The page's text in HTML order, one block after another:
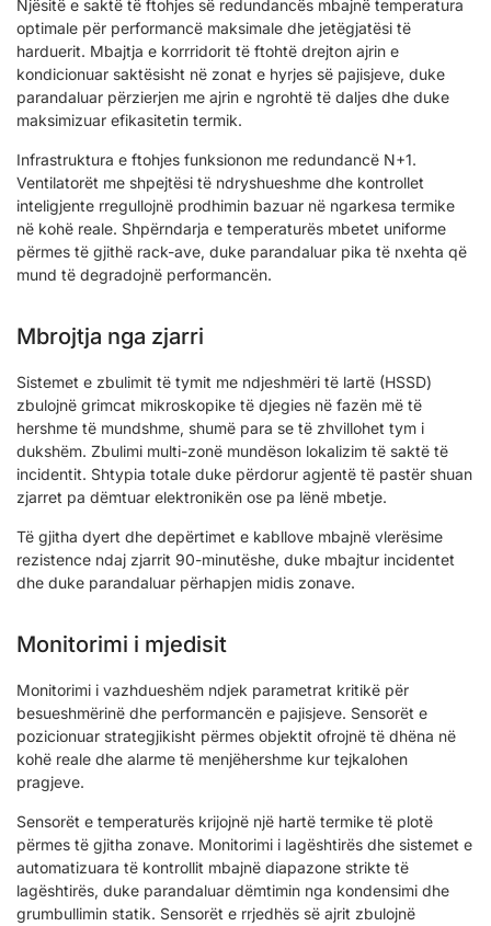
Njësitë e saktë të ftohjes së redundancës mbajnë temperatura
optimale për performancë maksimale dhe jetëgjatësi të
harduerit. Mbajtja e korrridorit të ftohtë drejton ajrin e
kondicionuar saktësisht në zonat e hyrjes së pajisjeve, duke
parandaluar përzierjen me ajrin e ngrohtë të daljes dhe duke
maksimizuar efikasitetin termik.
Infrastruktura e ftohjes funksionon me redundancë N+1.
Ventilatorët me shpejtësi të ndryshueshme dhe kontrollet
inteligjente rregullojnë prodhimin bazuar në ngarkesa termike
në kohë reale. Shpërndarja e temperaturës mbetet uniforme
përmes të gjithë rack-ave, duke parandaluar pika të nxehta që
mund të degradojnë performancën.
Mbrojtja nga zjarri
Sistemet e zbulimit të tymit me ndjeshmëri të lartë (HSSD)
zbulojnë grimcat mikroskopike të djegies në fazën më të
hershme të mundshme, shumë para se të zhvillohet tym i
dukshëm. Zbulimi multi-zonë mundëson lokalizim të saktë të
incidentit. Shtypia totale duke përdorur agjentë të pastër shuan
zjarret pa dëmtuar elektronikën ose pa lënë mbetje.
Të gjitha dyert dhe depërtimet e kabllove mbajnë vlerësime
rezistence ndaj zjarrit 90-minutëshe, duke mbajtur incidentet
dhe duke parandaluar përhapjen midis zonave.
Monitorimi i mjedisit
Monitorimi i vazhdueshëm ndjek parametrat kritikë për
besueshmërinë dhe performancën e pajisjeve. Sensorët e
pozicionuar strategjikisht përmes objektit ofrojnë të dhëna në
kohë reale dhe alarme të menjëhershme kur tejkalohen
pragjeve.
Sensorët e temperaturës krijojnë një hartë termike të plotë
përmes të gjitha zonave. Monitorimi i lagështirës dhe sistemet e
automatizuara të kontrollit mbajnë diapazone strikte të
lagështirës, duke parandaluar dëmtimin nga kondensimi dhe
grumbullimin statik. Sensorët e rrjedhës së ajrit zbulojnë